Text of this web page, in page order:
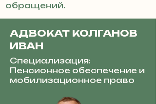
обращений.
АДВОКАТ КОЛГАНОВ
ИВАН
Специализация:
Пенсионное обеспечение и
мобилизационное право